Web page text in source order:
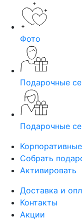
Фото
Подарочные
Подарочные
Корпоративные
Собрать
Активировать
Доставка и
Контакты
Акции